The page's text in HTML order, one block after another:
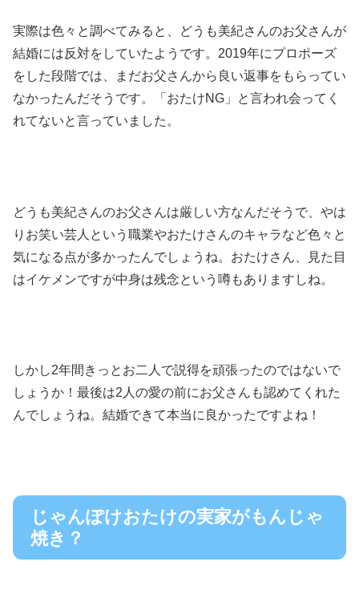
実際は色々と調べてみると、どうも美紀さんのお父さんが
結婚には反対をしていたようです。 2019年にプロポーズ
をした段階では、まだお父さんから良い返事をもらってい
なかったんだそうです。「おたけNG」と言われ会ってく
れてないと言っていました。
どうも美紀さんのお父さんは厳しい方なんだそうで、やは
りお笑い芸人という職業やおたけさんのキャラなど色々と
気になる点が多かったんでしょうね。おたけさん、見た目
はイケメンですが中身は残念という噂もありますしね。
しかし2年間きっとお二人で説得を頑張ったのではないで
しょうか！最後は2人の愛の前にお父さんも認めてくれた
んでしょうね。結婚できて本当に良かったですよね！
じゃんぽけおたけの実家がもんじゃ
焼き？